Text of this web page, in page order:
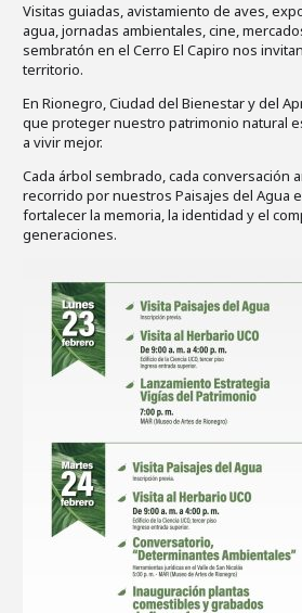
Visitas guiadas, avistamiento de aves,
agua, jornadas ambientales, cine,
sembratón en el Cerro El Capiro nos
territorio.
En Rionegro, Ciudad del Bienestar y del
que proteger nuestro patrimonio natural
a vivir mejor.
Cada árbol sembrado, cada conversación
recorrido por nuestros Paisajes del Agua
fortalecer la memoria, la identidad y el
generaciones.